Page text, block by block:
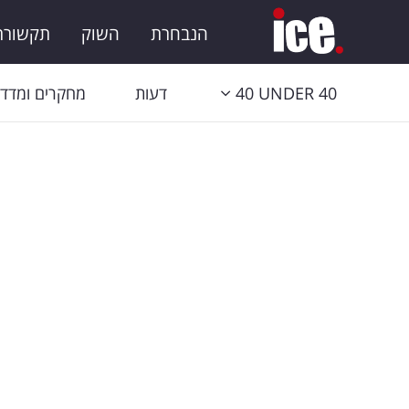
הנבחרת השוק
40 UNDER 40 דעות מחקרים